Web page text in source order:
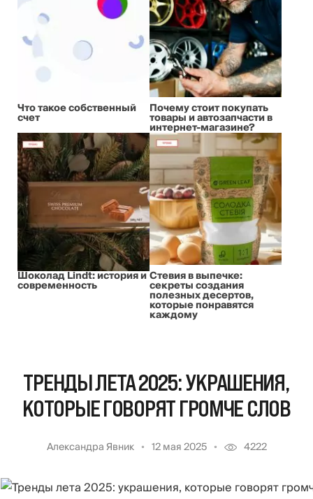
Что такое собственный
счет
Почему стоит покупать
товары и автозапчасти в
интернет-магазине?
Шоколад Lindt: история и
современность
Стевия в выпечке:
секреты создания
полезных десертов,
которые понравятся
каждому
ТРЕНДЫ ЛЕТА 2025: УКРАШЕНИЯ,
КОТОРЫЕ ГОВОРЯТ ГРОМЧЕ СЛОВ
Александра Явник 12 мая 2025 4222